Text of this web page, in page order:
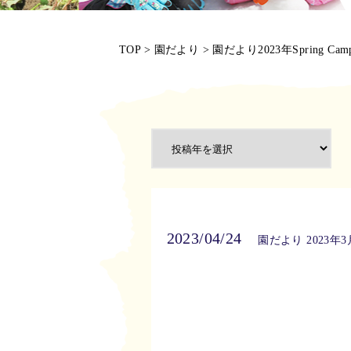
TOP> 園だより > 園だより2023年Spring
2023/04/24 園だより 2023年3